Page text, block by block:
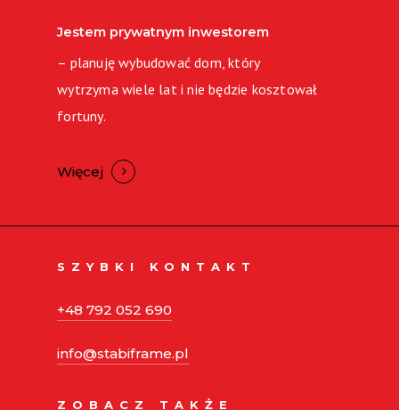
Jestem prywatnym inwestorem
– planuję wybudować dom, który
wytrzyma wiele lat i nie będzie kosztował
fortuny.
Więcej
SZYBKI KONTAKT
+48 792 052 690
info@stabiframe.pl
ZOBACZ TAKŻE